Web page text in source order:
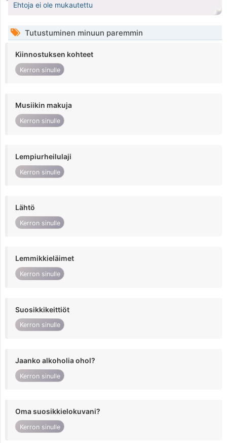
Ehtoja ei ole mukautettu
Tutustuminen minuun paremmin
Kiinnostuksen kohteet
Kerron sinulle
Musiikin makuja
Kerron sinulle
Lempiurheilulaji
Kerron sinulle
Lähtö
Kerron sinulle
Lemmikkieläimet
Kerron sinulle
Suosikkikeittiöt
Kerron sinulle
Jaanko alkoholia ohol?
Kerron sinulle
Oma suosikkielokuvani?
Kerron sinulle